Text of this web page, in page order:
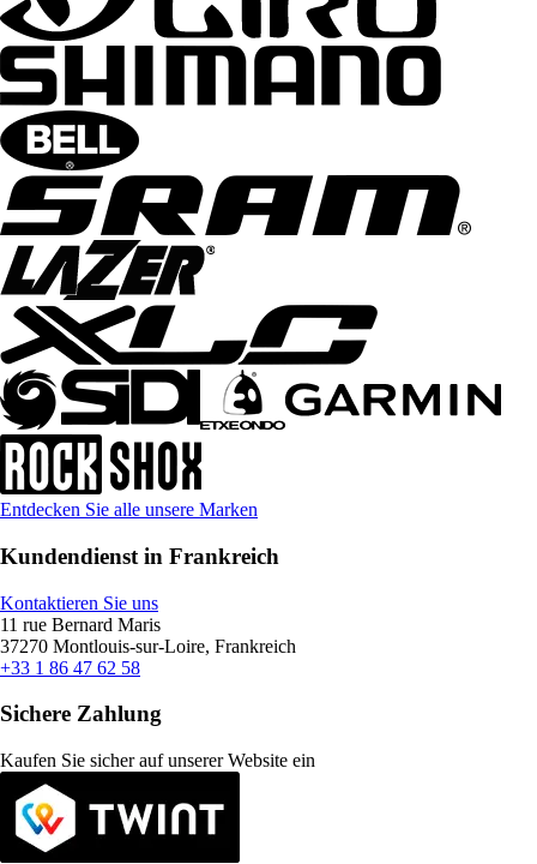
Entdecken Sie alle unsere Marken
Kundendienst in Frankreich
Kontaktieren Sie uns
11 rue Bernard Maris
37270 Montlouis-sur-Loire, Frankreich
+33 1 86 47 62 58
Sichere Zahlung
Kaufen Sie sicher auf unserer Website ein